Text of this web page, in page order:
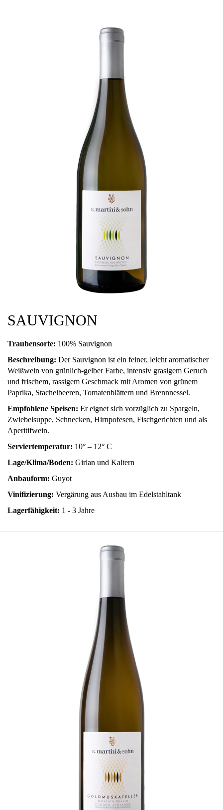
SAUVIGNON
Traubensorte: 100% Sauvignon
Beschreibung: Der Sauvignon ist ein feiner, leicht aromatischer
Weißwein von grünlich-gelber Farbe, intensiv grasigem Geruch
und frischem, rassigem Geschmack mit Aromen von grünem
Paprika, Stachelbeeren, Tomatenblättern und Brennnessel.
Empfohlene Speisen: Er eignet sich vorzüglich zu Spargeln,
Zwiebelsuppe, Schnecken, Hirnpofesen, Fischgerichten und als
Aperitifwein.
Serviertemperatur: 10° – 12° C
Lage/Klima/Boden: Girlan und Kaltern
Anbauform: Guyot
Vinifizierung: Vergärung aus Ausbau im Edelstahltank
Lagerfähigkeit: 1 - 3 Jahre